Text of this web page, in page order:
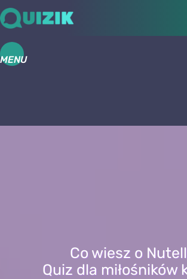
MENU
Co wiesz o
Quiz dla miłośników